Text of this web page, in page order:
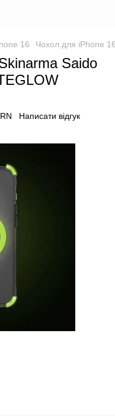
16 Чохол для iPhone
Saido
Написати відгук